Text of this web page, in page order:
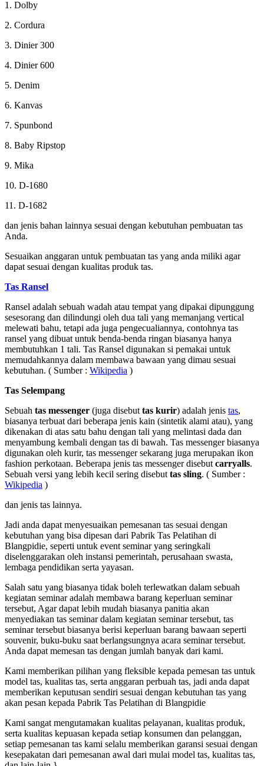
1. Dolby
2. Cordura
3. Dinier 300
4. Dinier 600
5. Denim
6. Kanvas
7. Spunbond
8. Baby Ripstop
9. Mika
10. D-1680
11. D-1682
dan jenis bahan lainnya sesuai dengan kebutuhan pembuatan tas
Anda.
Sesuaikan anggaran untuk pembuatan tas yang anda miliki agar
dapat sesuai dengan kualitas produk tas.
Tas Ransel
Ransel adalah sebuah wadah atau tempat yang dipakai dipunggung
sesesorang dan dilindungi oleh dua tali yang memanjang vertical
melewati bahu, tetapi ada juga pengecualiannya, contohnya tas
ransel yang dibuat untuk benda-benda ringan biasanya hanya
membutuhkan 1 tali. Tas Ransel digunakan si pemakai untuk
memudahkannya dalam membawa bawaan yang dimau sesuai
kebutuhan. ( Sumber : Wikipedia )
Tas Selempang
Sebuah tas messenger (juga disebut tas kurir) adalah jenis tas,
biasanya terbuat dari beberapa jenis kain (sintetik alami atau), yang
dikenakan di atas satu bahu dengan tali yang melintasi dada dan
menyambung kembali dengan tas di bawah. Tas messenger biasanya
digunakan oleh kurir, tas messenger sekarang juga merupakan ikon
fashion perkotaan. Beberapa jenis tas messenger disebut carryalls.
Sebuah versi yang lebih kecil sering disebut tas sling. ( Sumber :
Wikipedia )
dan jenis tas lainnya.
Jadi anda dapat menyesuaikan pemesanan tas sesuai dengan
kebutuhan yang bisa dipesan dari Pabrik Tas Pelatihan di
Blangpidie, seperti untuk event seminar yang seringkali
diselenggarakan oleh instansi pemerintah, perusahaan swasta,
lembaga pendidikan serta yayasan.
Salah satu yang biasanya tidak boleh terlewatkan dalam sebuah
kegiatan seminar adalah membawa barang keperluan seminar
tersebut, Agar dapat lebih mudah biasanya panitia akan
menyediakan tas seminar dalam kegiatan seminar tersebut, tas
seminar tersebut biasanya berisi keperluan barang bawaan seperti
souvenir, buku-buku saat berlangsungnya acara seminar tersebut.
Anda dapat memesan tas dengan jumlah banyak dari kami.
Kami memberikan pilihan yang fleksible kepada pemesan tas untuk
model tas, kualitas tas, serta anggaran perbuah tas, jadi anda dapat
memberikan keputusan sendiri sesuai dengan kebutuhan tas yang
akan pesan kepada Pabrik Tas Pelatihan di Blangpidie
Kami sangat mengutamakan kualitas pelayanan, kualitas produk,
serta kualitas kepuasan kepada setiap konsumen dan pelanggan,
setiap pemesanan tas kami selalu memberikan garansi sesuai dengan
kesepakatan dari pemesanan awal dari mulai model tas, kualitas tas,